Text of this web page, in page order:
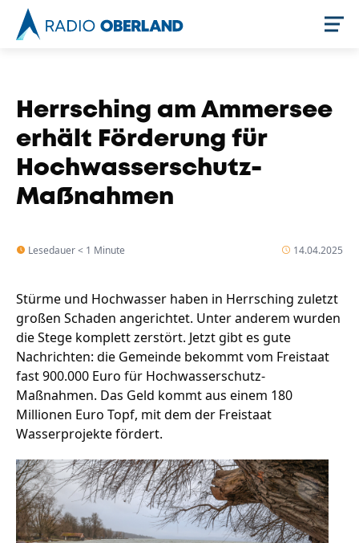
Stellenangebote
Das geheime Geräusch
Wandern
Fotobox
Team
Programm
Handwerker
Herrsching am Ammersee
erhält Förderung für
Hochwasserschutz-
Maßnahmen
Lesedauer < 1 Minute 14.04.2025
Stürme und Hochwasser haben in Herrsching zuletzt
großen Schaden angerichtet. Unter anderem wurden
die Stege komplett zerstört. Jetzt gibt es gute
Nachrichten: die Gemeinde bekommt vom Freistaat
fast 900.000 Euro für Hochwasserschutz-
Maßnahmen. Das Geld kommt aus einem 180
Millionen Euro Topf, mit dem der Freistaat
Wasserprojekte fördert.